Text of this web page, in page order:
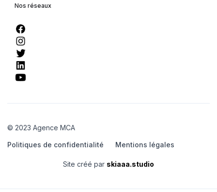
Nos réseaux
Site créé par skiaaa.studio
© 2023 Agence MCA
Politiques de confidentialité Mentions légales